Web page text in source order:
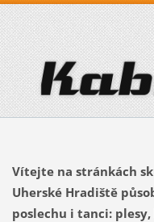
Vítejte na stránkách
Uherské Hradiště
poslechu i tanci: